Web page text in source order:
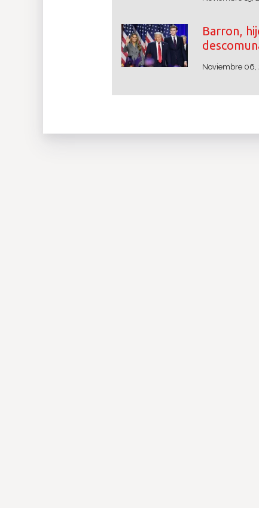
Barron,
Noviembre 06,